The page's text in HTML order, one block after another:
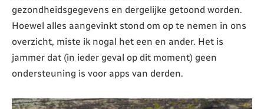
gezondheidsgegevens en dergelijke getoond worden.
Hoewel alles aangevinkt stond om op te nemen in ons
overzicht, miste ik nogal het een en ander. Het is
jammer dat (in ieder geval op dit moment) geen
ondersteuning is voor apps van derden.